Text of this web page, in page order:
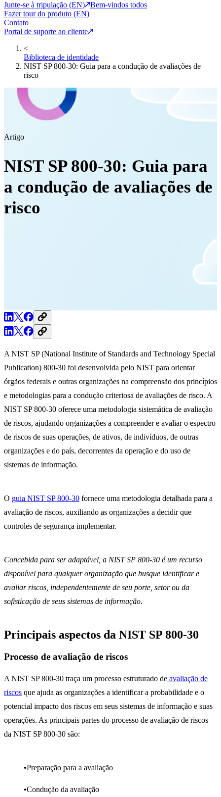
Junte-se à tripulação (EN)
Bem-vindos todos
Fazer tour do produto (EN)
Contato
Portal de suporte ao cliente
<
Biblioteca de identidade
NIST SP 800-30: Guia para a condução de avaliações de
risco
Artigo
NIST SP 800-30: Guia para
a condução de avaliações de
risco
A NIST SP (National Institute of Standards and Technology Special
Publication) 800-30 foi desenvolvida pelo NIST para orientar
órgãos federais e outras organizações na compreensão dos princípios
e metodologias para a condução criteriosa de avaliações de risco. A
NIST SP 800-30 oferece uma metodologia sistemática de avaliação
de riscos, ajudando organizações a compreender e avaliar o espectro
de riscos de suas operações, de ativos, de indivíduos, de outras
organizações e do país, decorrentes da operação e do uso de
sistemas de informação.
O guia NIST SP 800-30 fornece uma metodologia detalhada para a
avaliação de riscos, auxiliando as organizações a decidir que
controles de segurança implementar.
Concebida para ser adaptável, a NIST SP 800-30 é um recurso
disponível para qualquer organização que busque identificar e
avaliar riscos, independentemente de seu porte, setor ou da
sofisticação de seus sistemas de informação.
Principais aspectos da NIST SP 800-30
Processo de avaliação de riscos
A NIST SP 800-30 traça um processo estruturado de avaliação de
riscos que ajuda as organizações a identificar a probabilidade e o
potencial impacto dos riscos em seus sistemas de informação e suas
operações. As principais partes do processo de avaliação de riscos
da NIST SP 800-30 são:
Preparação para a avaliação
Condução da avaliação